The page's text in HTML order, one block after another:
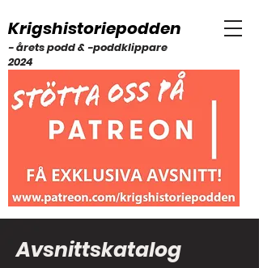
Krigshistoriepodden
- årets podd & -poddklippare
2024
Avsnittskatalog